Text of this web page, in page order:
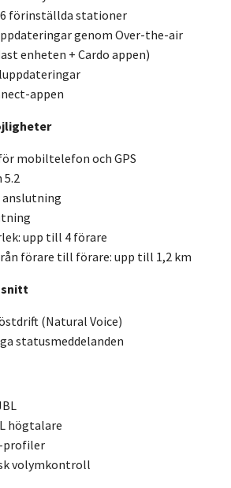
förinställda stationer
genom Over-the-air
enheten + Cardo appen)
appen
mobiltelefon och GPS
anslutning
upp till 4 förare
förare till förare: upp till 1,2 km
(Natural Voice)
statusmeddelanden
högtalare
profiler
volymkontroll